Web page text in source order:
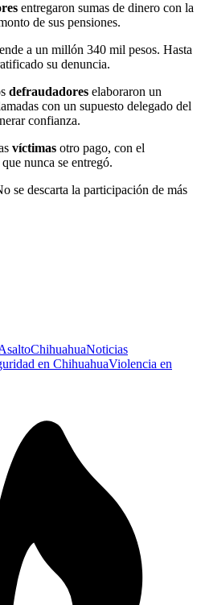
entregaron sumas de dinero con la
de sus pensiones.
a un millón 340 mil pesos. Hasta
su denuncia.
defraudadores elaboraron un
con un supuesto delegado del
confianza.
víctimas otro pago, con el
nunca se entregó.
se descarta la participación de más
ChihuahuaNoticias
en ChihuahuaViolencia en